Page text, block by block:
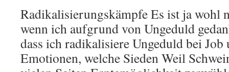
Radikalisierungskämpfe Es ist ja wohl
wenn ich aufgrund von Ungeduld
dass ich radikalisiere Ungeduld bei
Emotionen, welche Sieden Weil